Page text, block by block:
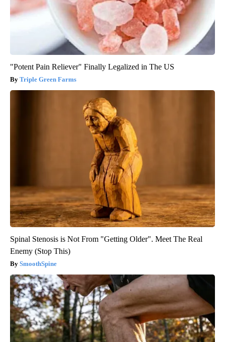
"Potent Pain Reliever" Finally Legalized in The US
Triple Green Farms
Spinal Stenosis is Not From "Getting Older". Meet The Real
Enemy (Stop This)
SmoothSpine